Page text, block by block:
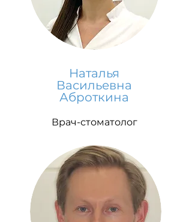
Наталья
Васильевна
Аброткина
Врач-стоматолог